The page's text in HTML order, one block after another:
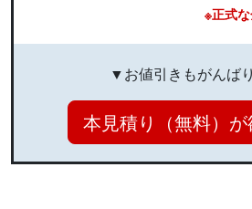
※正式な
▼お値引きもがんば
本見積り（無料）